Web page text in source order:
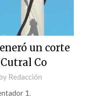
un corte
Co
Redacción
1.